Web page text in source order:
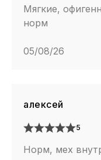
Мягкие,
норм
05/08/26
алексей
5
Норм, мех